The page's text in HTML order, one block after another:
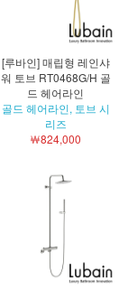
[루바인] 매립형 레인샤
워 토브 RT0468G/H 골
드 헤어라인
골드 헤어라인, 토브 시
리즈
￦824,000